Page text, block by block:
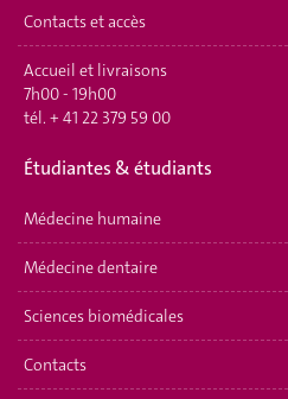
Contacts et accès
Accueil et livraisons
7h00 - 19h00
tél. + 41 22 379 59 00
Étudiantes & étudiants
Médecine humaine
Médecine dentaire
Sciences biomédicales
Contacts